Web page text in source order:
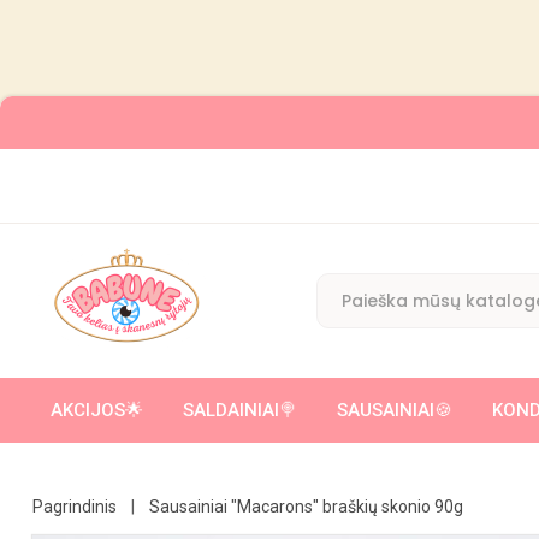
AKCIJOS🌟 SALDAINIAI🍭 SAUSAINIAI🍪
Pagrindinis Sausainiai "Macarons" braškių skonio 90g